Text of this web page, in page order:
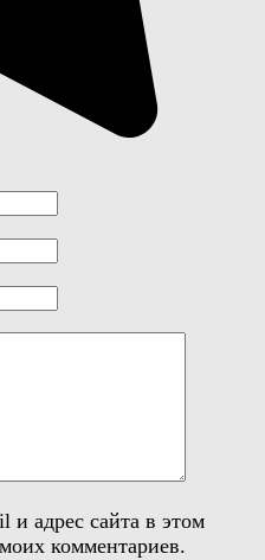
и адрес сайта в этом
комментариев.